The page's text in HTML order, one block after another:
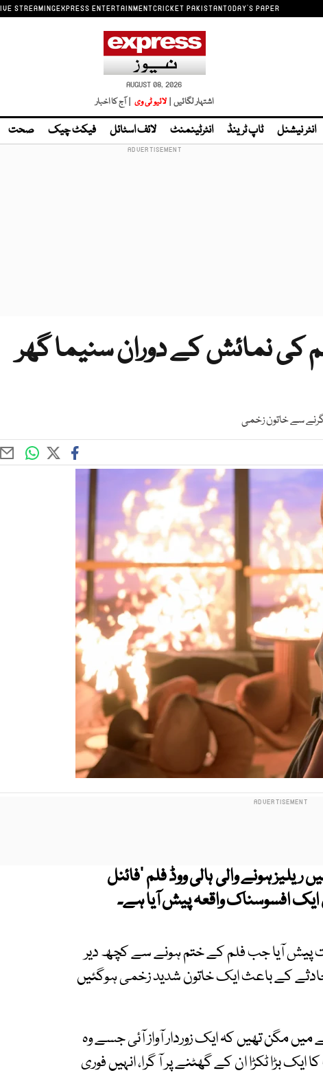
STREAMINGEXPRESS ENTERTAINMENTCRICKET PAKISTANTODAY'S PAPER
AUGUST 08, 2026
اشتہار لگائیں | لائیو ٹی وی | آج کا اخبار
انٹر نیشنل ٹاپ ٹرینڈ انٹرٹینمنٹ لائف اسٹائل فیکٹ چیک صحت
کی نمائش کے دوران سنیما گھر
سے خاتون زخمی
ہونے والی ہالی ووڈ فلم ’فائنل
ایک افسوسناک واقعہ پیش آیا ہے۔
پیش آیا جب فلم کے ختم ہونے سے کچھ دیر
کے باعث ایک خاتون شدید زخمی ہوگئیں
میں مگن تھیں کہ ایک زوردار آواز آئی جسے وہ
بڑا ٹکڑا ان کے گھٹنے پر آ گرا، انہیں فوری